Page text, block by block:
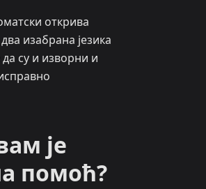
открива
изабрана језика
су и изворни и
је
помоћ?